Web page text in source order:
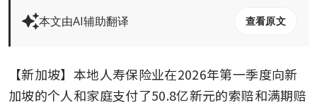
本文由AI辅助翻译 查看原文
【新加坡】本地人寿保险业在2026年第一季度向新
加坡的个人和家庭支付了50.8亿新元的索赔和满期赔